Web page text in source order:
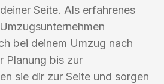
Seite. Als erfahrenes
bei deinem Umzug nach
Planung bis zur
sie dir zur Seite und sorgen